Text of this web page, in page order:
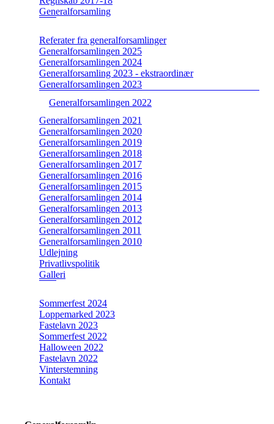
Generalforsamling
Referater fra generalforsamlinger
Generalforsamlingen 2025
Generalforsamlingen 2024
Generalforsamling 2023 - ekstraordinær
Generalforsamlingen 2023
Generalforsamlingen 2022
Generalforsamlingen 2021
Generalforsamlingen 2020
Generalforsamlingen 2019
Generalforsamlingen 2018
Generalforsamlingen 2017
Generalforsamlingen 2016
Generalforsamlingen 2015
Generalforsamlingen 2014
Generalforsamlingen 2013
Generalforsamlingen 2012
Generalforsamlingen 2011
Generalforsamlingen 2010
Udlejning
Privatlivspolitik
Galleri
Sommerfest 2024
Loppemarked 2023
Fastelavn 2023
Sommerfest 2022
Halloween 2022
Fastelavn 2022
Vinterstemning
Kontakt